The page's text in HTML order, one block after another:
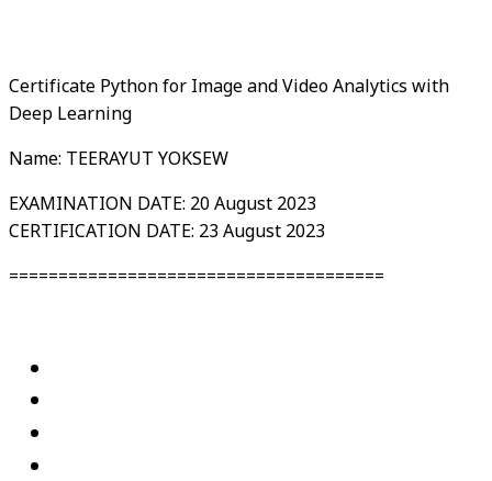
Certificate Python for Image and Video Analytics with
Deep Learning
Name: TEERAYUT YOKSEW
EXAMINATION DATE: 20 August 2023
CERTIFICATION DATE: 23 August 2023
======================================